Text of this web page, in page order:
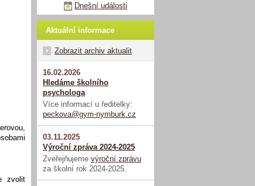
zvolit
Dnešní události
Aktuální informace
Zobrazit archiv aktualit
16.02.2026
Hledáme školního
psychologa
Více informací u ředitelky:
peckova@gym-nymburk.cz
03.11.2025
Výroční zpráva 2024-2025
Zveřejňujeme výroční zprávu
za školní rok 2024-2025.